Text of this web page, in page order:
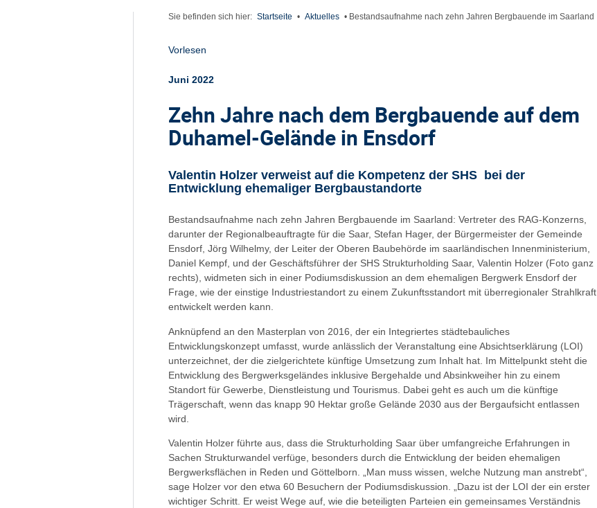
Sie befinden sich hier: Startseite • Aktuelles • Bestandsaufnahme nach zehn Jahren Bergbauende im Saarland
Vorlesen
Juni 2022
Zehn Jahre nach dem Bergbauende auf dem
Duhamel-Gelände in Ensdorf
Valentin Holzer verweist auf die Kompetenz der SHS bei der
Entwicklung ehemaliger Bergbaustandorte
Bestandsaufnahme nach zehn Jahren Bergbauende im Saarland: Vertreter des RAG-Konzerns,
darunter der Regionalbeauftragte für die Saar, Stefan Hager, der Bürgermeister der Gemeinde
Ensdorf, Jörg Wilhelmy, der Leiter der Oberen Baubehörde im saarländischen Innenministerium,
Daniel Kempf, und der Geschäftsführer der SHS Strukturholding Saar, Valentin Holzer (Foto ganz
rechts), widmeten sich in einer Podiumsdiskussion an dem ehemaligen Bergwerk Ensdorf der
Frage, wie der einstige Industriestandort zu einem Zukunftsstandort mit überregionaler Strahlkraft
entwickelt werden kann.
Anknüpfend an den Masterplan von 2016, der ein Integriertes städtebauliches
Entwicklungskonzept umfasst, wurde anlässlich der Veranstaltung eine Absichtserklärung (LOI)
unterzeichnet, der die zielgerichtete künftige Umsetzung zum Inhalt hat. Im Mittelpunkt steht die
Entwicklung des Bergwerksgeländes inklusive Bergehalde und Absinkweiher hin zu einem
Standort für Gewerbe, Dienstleistung und Tourismus. Dabei geht es auch um die künftige
Trägerschaft, wenn das knapp 90 Hektar große Gelände 2030 aus der Bergaufsicht entlassen
wird.
Valentin Holzer führte aus, dass die Strukturholding Saar über umfangreiche Erfahrungen in
Sachen Strukturwandel verfüge, besonders durch die Entwicklung der beiden ehemaligen
Bergwerksflächen in Reden und Göttelborn. „Man muss wissen, welche Nutzung man anstrebt“,
sage Holzer vor den etwa 60 Besuchern der Podiumsdiskussion. „Dazu ist der LOI der ein erster
wichtiger Schritt. Er weist Wege auf, wie die beteiligten Parteien ein gemeinsames Verständnis